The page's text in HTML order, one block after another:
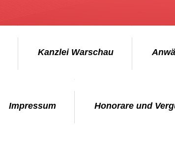
Kanzlei Warschau
Impressum Honorare und